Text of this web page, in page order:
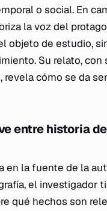
o social. En
la voz del
objeto de estudio,
Su relato, con
revela cómo se da
entre historia
en la fuente de la
el investigador
qué hechos son